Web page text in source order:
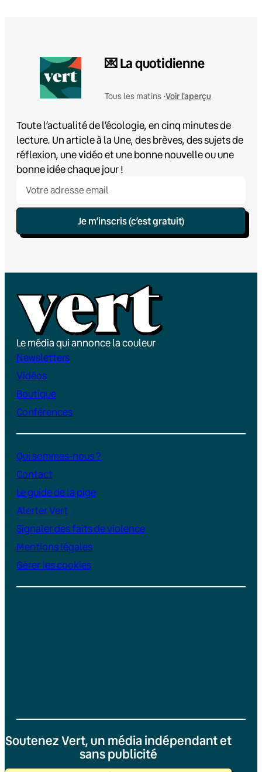
💌 La quotidienne
Tous les matins •Voir l'aperçu
Toute l’actualité de l’écologie, en cinq minutes de
lecture. Un article à la Une, des brèves, des sujets de
réflexion, une vidéo et une bonne nouvelle ou une
bonne idée chaque jour !
Je m’inscris (c’est gratuit)
Le média qui annonce la couleur
Newsletters
Vidéos
Boutique
Conférences
Qui sommes-nous ?
Contact
Le guide de la pige
Alerter Vert
Signaler des faits de violence
Mentions légales
Gérer les cookies
Soutenez Vert, un média indépendant et
sans publicité